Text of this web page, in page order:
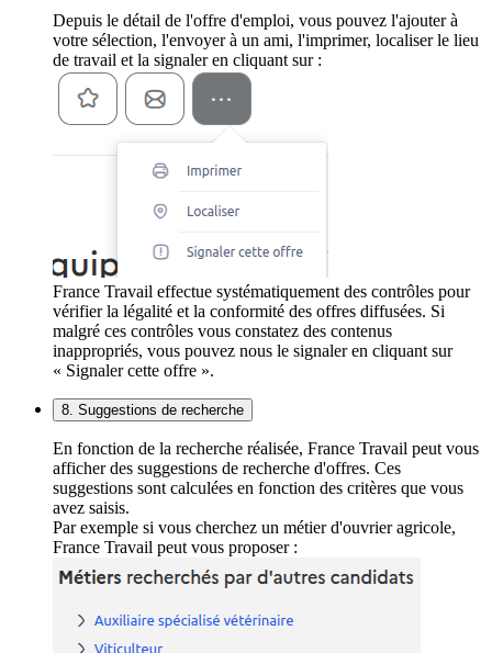
Depuis le détail de l'offre d'emploi, vous pouvez l'ajouter à
votre sélection, l'envoyer à un ami, l'imprimer, localiser le lieu
de travail et la signaler en cliquant sur :
France Travail effectue systématiquement des contrôles pour
vérifier la légalité et la conformité des offres diffusées. Si
malgré ces contrôles vous constatez des contenus
inappropriés, vous pouvez nous le signaler en cliquant sur
« Signaler cette offre ».
8. Suggestions de recherche
En fonction de la recherche réalisée, France Travail peut vous
afficher des suggestions de recherche d'offres. Ces
suggestions sont calculées en fonction des critères que vous
avez saisis.
Par exemple si vous cherchez un métier d'ouvrier agricole,
France Travail peut vous proposer :